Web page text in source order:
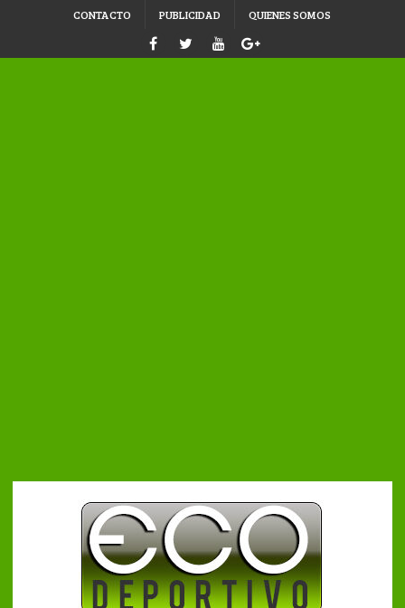
CONTACTO PUBLICIDAD QUIENES SOMOS